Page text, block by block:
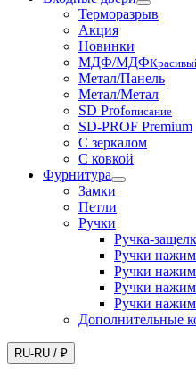
Терморазрыв
Акция
Новинки
МДФ/МДФ
Метал/Панель
Метал/Метал
SD Profописание
SD-PROF Premium
С зеркалом
С ковкой
Фурнитура
Замки
Петли
Ручки
Ручка-
Ручки
Ручки
Ручки
Ручки
Дополнительные
RU-RU / ₽